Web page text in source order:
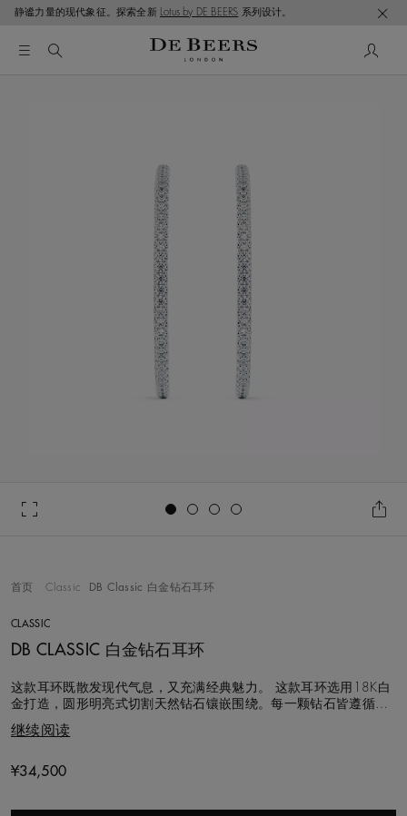
静谧力量的现代象征。探索全新 Lotus by DE BEERS 系列设计。
首页 Classic DB Classic 白金钻石耳环
CLASSIC
DB CLASSIC 白金钻石耳环
这款耳环既散发现代气息，又充满经典魅力。 这款耳环选用18K白
金打造，圆形明亮式切割天然钻石镶嵌围绕。每一颗钻石皆遵循道
评估，并手工镶嵌。钻石总重约0.30克拉，每只耳环的直径为16.0
继续阅读
Original price
¥34,500